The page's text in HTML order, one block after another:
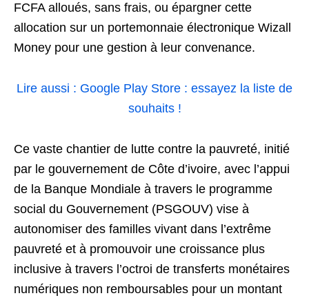
FCFA alloués, sans frais, ou épargner cette
allocation sur un portemonnaie électronique Wizall
Money pour une gestion à leur convenance.
Lire aussi : Google Play Store : essayez la liste de
souhaits !
Ce vaste chantier de lutte contre la pauvreté, initié
par le gouvernement de Côte d’ivoire, avec l’appui
de la Banque Mondiale à travers le programme
social du Gouvernement (PSGOUV) vise à
autonomiser des familles vivant dans l’extrême
pauvreté et à promouvoir une croissance plus
inclusive à travers l’octroi de transferts monétaires
numériques non remboursables pour un montant